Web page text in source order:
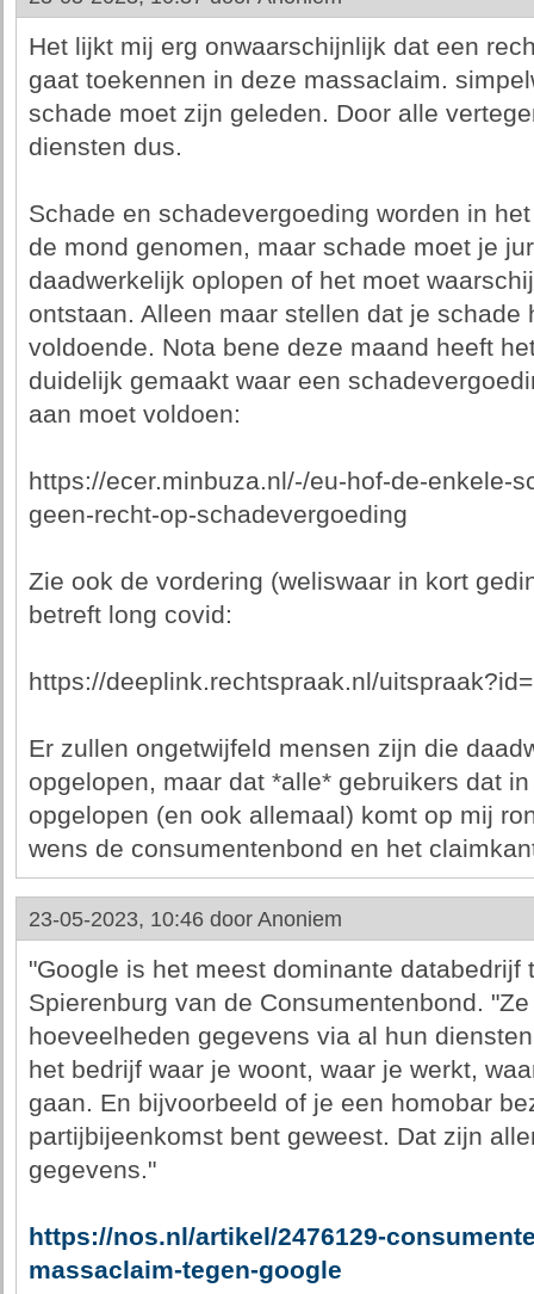
Het lijkt mij erg onwaarschijnlijk dat een
gaat toekennen in deze massaclaim.
schade moet zijn geleden. Door alle
diensten dus.
Schade en schadevergoeding worden in
de mond genomen, maar schade moet je
daadwerkelijk oplopen of het moet
ontstaan. Alleen maar stellen dat je schade
voldoende. Nota bene deze maand heeft
duidelijk gemaakt waar een
aan moet voldoen:
https://ecer.minbuza.nl/-/eu-hof-de-enkele-
geen-recht-op-schadevergoeding
Zie ook de vordering (weliswaar in kort
betreft long covid:
https://deeplink.rechtspraak.nl/
Er zullen ongetwijfeld mensen zijn die
opgelopen, maar dat *alle* gebruikers dat
opgelopen (en ook allemaal) komt op mij
wens de consumentenbond en het
23-05-2023, 10:46 door Anoniem
"Google is het meest dominante databedrijf
Spierenburg van de Consumentenbond.
hoeveelheden gegevens via al hun
het bedrijf waar je woont, waar je werkt,
gaan. En bijvoorbeeld of je een homobar
partijbijeenkomst bent geweest. Dat zijn
gegevens."
https://nos.nl/artikel/2476129-
massaclaim-tegen-google